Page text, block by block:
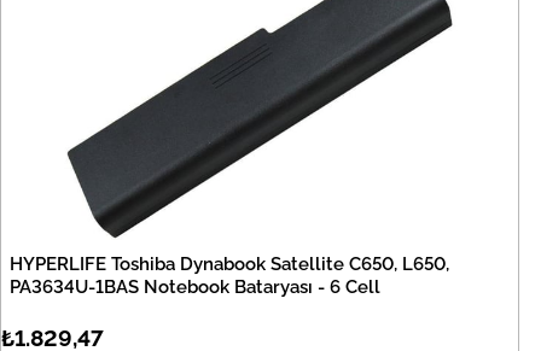
HYPERLIFE Toshiba Dynabook Satellite C650, L650,
PA3634U-1BAS Notebook Bataryası - 6 Cell
₺1.829,47